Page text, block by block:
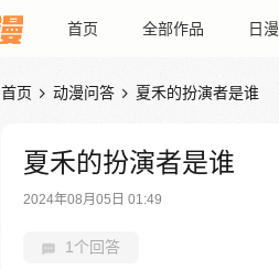
首页 全部作品 日漫
首页  动漫问答  夏禾的扮演者是谁
夏禾的扮演者是谁
2024年08月05日 01:49
1个回答